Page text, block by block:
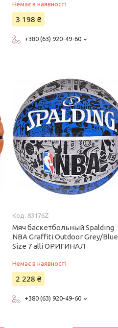
Немає в наявності
3 198 ₴
+380 (63) 920-49-60
83176Z
Мяч баскетбольный Spalding
NBA Graffiti Outdoor Grey/Blue
Size 7 alli ОРИГИНАЛ
Немає в наявності
2 228 ₴
+380 (63) 920-49-60